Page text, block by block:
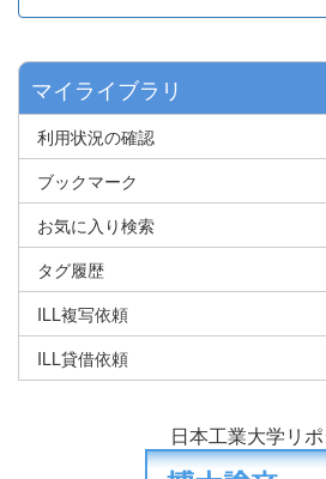
マイライブラリ
利用状況の確認
ブックマーク
お気に入り検索
タグ履歴
ILL複写依頼
ILL貸借依頼
日本工業大学リポ